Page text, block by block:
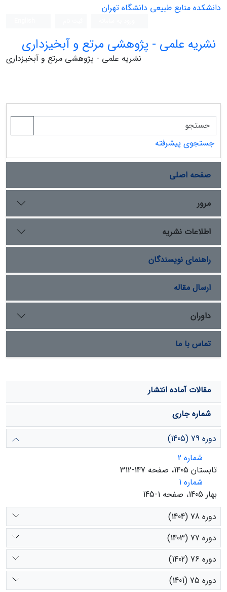
دانشکده منابع طبیعی دانشگاه تهران
نشریه علمی - پژوهشی مرتع و آبخیزداری
نشریه علمی - پژوهشی مرتع و آبخیزداری
جستجوی پیشرفته
صفحه اصلی
مرور
اطلاعات نشریه
راهنمای نویسندگان
ارسال مقاله
داوران
تماس با ما
مقالات آماده انتشار
شماره جاری
دوره 79 (1405)
شماره 2
تابستان 1405، صفحه 147-312
شماره 1
بهار 1405، صفحه 1-145
دوره 78 (1404)
دوره 77 (1403)
دوره 76 (1402)
دوره 75 (1401)